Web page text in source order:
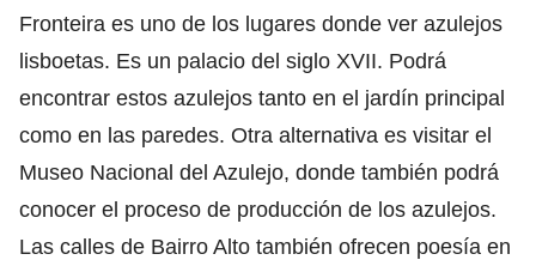
Fronteira es uno de los lugares donde ver azulejos
lisboetas. Es un palacio del siglo XVII. Podrá
encontrar estos azulejos tanto en el jardín principal
como en las paredes. Otra alternativa es visitar el
Museo Nacional del Azulejo, donde también podrá
conocer el proceso de producción de los azulejos.
Las calles de Bairro Alto también ofrecen poesía en